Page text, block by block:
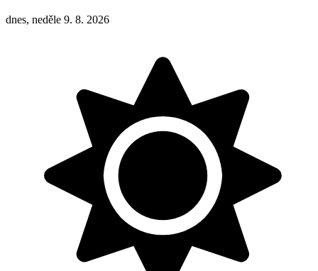
dnes, neděle 9. 8. 2026